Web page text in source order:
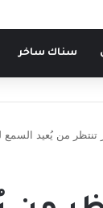
سناك ساخر
تنتظر من يُعيد السمع